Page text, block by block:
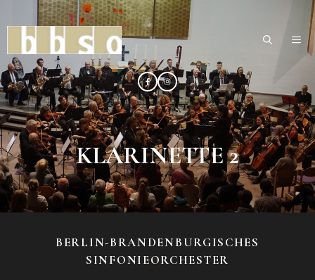
Inhalt
springen
KLARINETTE 2
BERLIN-BRANDENBURGISCHES
SINFONIEORCHESTER